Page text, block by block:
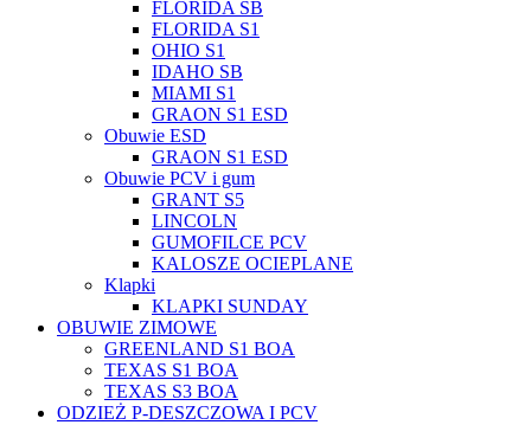
FLORIDA SB
FLORIDA S1
OHIO S1
IDAHO SB
MIAMI S1
GRAON S1 ESD
Obuwie ESD
GRAON S1 ESD
Obuwie PCV i gum
GRANT S5
LINCOLN
GUMOFILCE PCV
KALOSZE OCIEPLANE
Klapki
KLAPKI SUNDAY
OBUWIE ZIMOWE
GREENLAND S1 BOA
TEXAS S1 BOA
TEXAS S3 BOA
ODZIEŻ P-DESZCZOWA I PCV